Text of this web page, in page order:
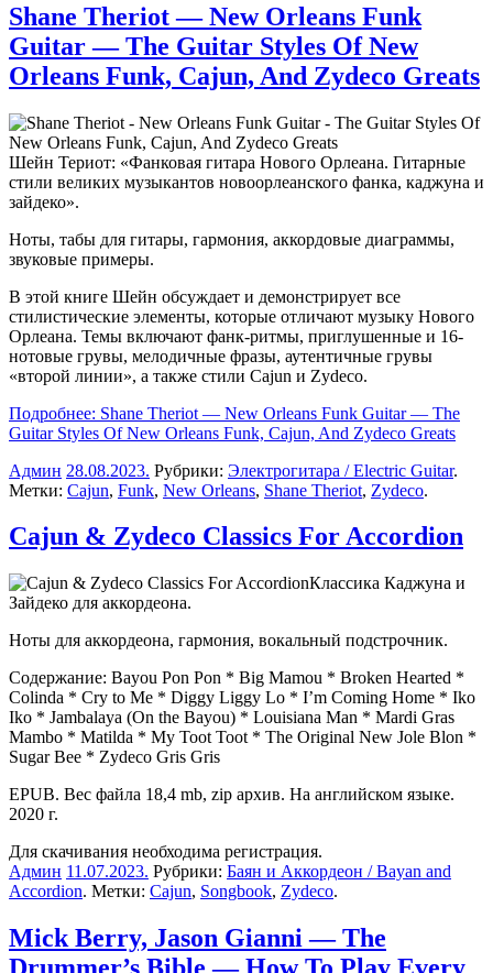
Shane Theriot — New Orleans Funk
Guitar — The Guitar Styles Of New
Orleans Funk, Cajun, And Zydeco Greats
Шейн Териот: «Фанковая гитара Нового Орлеана. Гитарные
стили великих музыкантов новоорлеанского фанка, каджуна и
зайдеко».
Ноты, табы для гитары, гармония, аккордовые диаграммы,
звуковые примеры.
В этой книге Шейн обсуждает и демонстрирует все
стилистические элементы, которые отличают музыку Нового
Орлеана. Темы включают фанк-ритмы, приглушенные и 16-
нотовые грувы, мелодичные фразы, аутентичные грувы
«второй линии», а также стили Cajun и Zydeco.
Подробнее: Shane Theriot — New Orleans Funk Guitar — The
Guitar Styles Of New Orleans Funk, Cajun, And Zydeco Greats
Админ 28.08.2023. Рубрики: Электрогитара / Electric Guitar.
Метки: Cajun, Funk, New Orleans, Shane Theriot, Zydeco.
Cajun & Zydeco Classics For Accordion
Классика Каджуна и
Зайдеко для аккордеона.
Ноты для аккордеона, гармония, вокальный подстрочник.
Содержание: Bayou Pon Pon * Big Mamou * Broken Hearted *
Colinda * Cry to Me * Diggy Liggy Lo * I’m Coming Home * Iko
Iko * Jambalaya (On the Bayou) * Louisiana Man * Mardi Gras
Mambo * Matilda * My Toot Toot * The Original New Jole Blon *
Sugar Bee * Zydeco Gris Gris
EPUB. Вес файла 18,4 mb, zip архив. На английском языке.
2020 г.
Для скачивания необходима регистрация.
Админ 11.07.2023. Рубрики: Баян и Аккордеон / Bayan and
Accordion. Метки: Cajun, Songbook, Zydeco.
Mick Berry, Jason Gianni — The